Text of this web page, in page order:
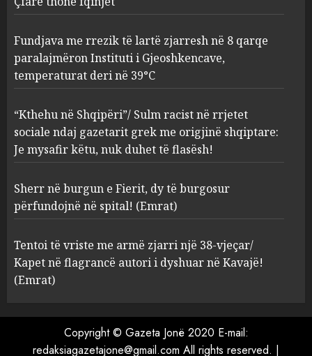
2
deri në 39°C
“Kthehu në Shqipëri”/ Sulm
racist në rrjetet sociale ndaj
gazetarit grek me origjinë
shqiptare: Je mysafir këtu,
nuk duhet të flasësh!
AUGUST 8, 2026
burgosur përfundojnë në
spital! (Emrat)
AUGUST 8, 2026
Kavajë! (Emrat)
AUGUST 8, 2026
Fundjava me rrezik të lartë zjarresh në 8 qarqe
paralajmëron Instituti i Gjeoshkencave,
temperaturat deri në 39°C
“Kthehu në Shqipëri”/ Sulm racist në rrjetet
sociale ndaj gazetarit grek me origjinë shqiptare:
Je mysafir këtu, nuk duhet të flasësh!
Sherr në burgun e Fierit, dy të burgosur
përfundojnë në spital! (Emrat)
Tentoi të vriste me armë zjarri një 38-vjeçar/
Kapet në flagrancë autori i dyshuar në Kavajë!
(Emrat)
Copyright © Gazeta Jonë 2020 E-mail:
redaksiagazetajone@gmail.com All rights reserved. |